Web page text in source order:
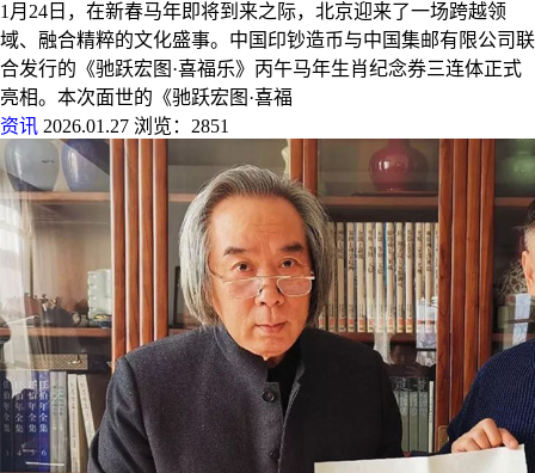
1月24日，在新春马年即将到来之际，北京迎来了一场跨越领
域、融合精粹的文化盛事。中国印钞造币与中国集邮有限公司联
合发行的《驰跃宏图·喜福乐》丙午马年生肖纪念券三连体正式
亮相。本次面世的《驰跃宏图·喜福
资讯 2026.01.27 浏览：2851